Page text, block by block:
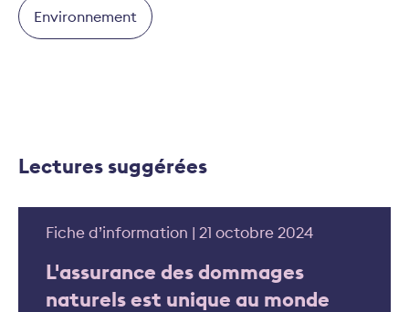
Environnement
Lectures suggérées
Fiche d’information | 21 octobre 2024
L'assurance des dommages
naturels est unique au monde